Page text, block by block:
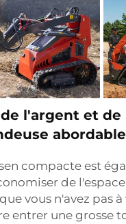
l'argent et de
compacte est
de
vous n'avez pas à
entrer une grosse